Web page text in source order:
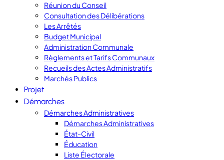
Réunion du Conseil
Consultation des Délibérations
Les Arrêtés
Budget Municipal
Administration Communale
Règlements et Tarifs Communaux
Recueils des Actes Administratifs
Marchés Publics
Projet
Démarches
Démarches Administratives
Démarches Administratives
État-Civil
Éducation
Liste Électorale